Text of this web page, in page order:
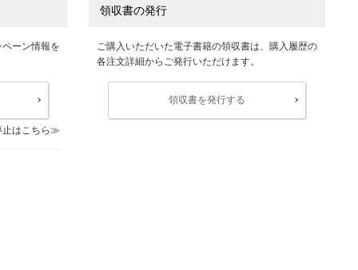
ーン情報を
はこちら
領収書の発行
ご購入いただいた電子書籍の領収書は、購入履歴の
各注文詳細からご発行いただけます。
領収書を発行する